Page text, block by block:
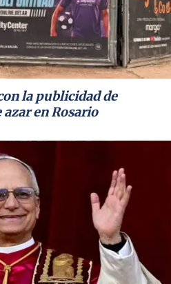
la publicidad de
azar en Rosario